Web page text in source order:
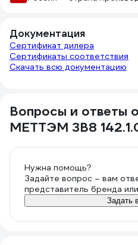
Документация
Сертификат дилера
Сертификаты соответствия
Скачать всю документацию
Вопросы и ответы
МЕТТЭМ ЗВ8
Нужна помощь?
Задайте вопрос – вам
представитель бренда
Задать